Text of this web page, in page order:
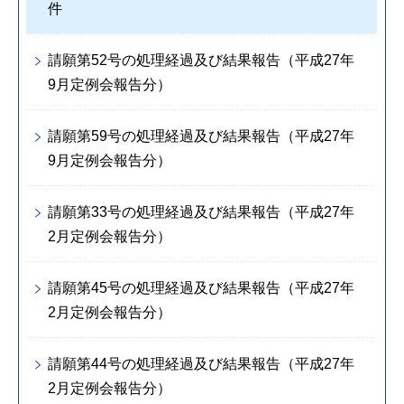
件
請願第52号の処理経過及び結果報告（平成27年
9月定例会報告分）
請願第59号の処理経過及び結果報告（平成27年
9月定例会報告分）
請願第33号の処理経過及び結果報告（平成27年
2月定例会報告分）
請願第45号の処理経過及び結果報告（平成27年
2月定例会報告分）
請願第44号の処理経過及び結果報告（平成27年
2月定例会報告分）